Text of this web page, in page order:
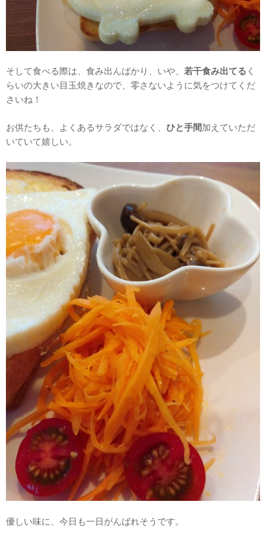
そして食べる際は、食み出んばかり、いや、 若干食み出てる く
らいの大きい目玉焼きなので、零さないように気をつけてくだ
さいね！
お供たちも、よくあるサラダではなく、 ひと手間加えていただ
いていて嬉しい。
優しい味に、今日も一日がんばれそうです。